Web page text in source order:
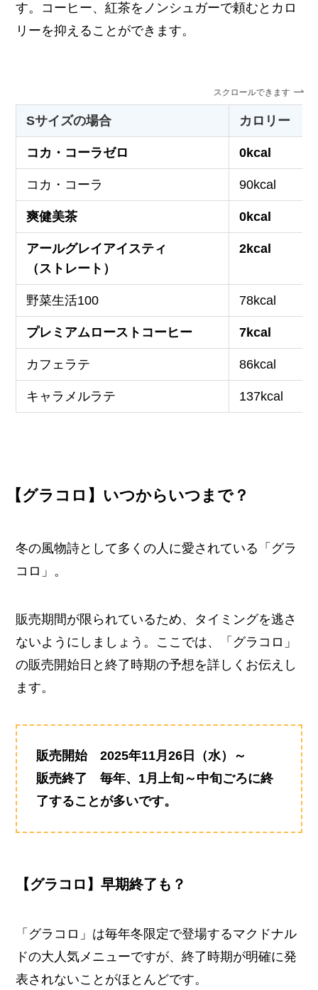
す。コーヒー、紅茶をノンシュガーで頼むとカロ
リーを抑えることができます。
スクロールできます
Sサイズの場合 カロリー
コカ・コーラゼロ 0kcal
コカ・コーラ 90kcal
爽健美茶 0kcal
アールグレイアイスティ
（ストレート）
2kcal
野菜生活100 78kcal
プレミアムローストコーヒー 7kcal
カフェラテ 86kcal
キャラメルラテ 137kcal
【グラコロ】いつからいつまで？
冬の風物詩として多くの人に愛されている「グラ
コロ」。
販売期間が限られているため、タイミングを逃さ
ないようにしましょう。ここでは、「グラコロ」
の販売開始日と終了時期の予想を詳しくお伝えし
ます。
販売開始 2025年11月26日（水）～
販売終了 毎年、1月上旬～中旬ごろに終
了することが多いです。
【グラコロ】早期終了も？
「グラコロ」は毎年冬限定で登場するマクドナル
ドの大人気メニューですが、終了時期が明確に発
表されないことがほとんどです。